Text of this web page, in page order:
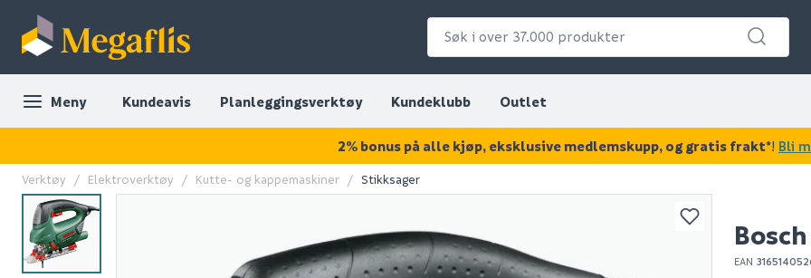
Meny Kundeavis Planleggingsverktøy Kundeklubb Outlet
KAN DISSE VÆRE AV INTERESSE?
Verktøy Elektroverktøy Kutte- og kappemaskiner Stikksager
EAN
2% bonus på alle kjøp, eksklusive medlemskupp, og gratis frakt*! Bli